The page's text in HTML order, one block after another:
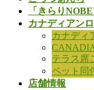
「きらり
カナディアン
カナディ
テラス席
ペット同
店舗情報